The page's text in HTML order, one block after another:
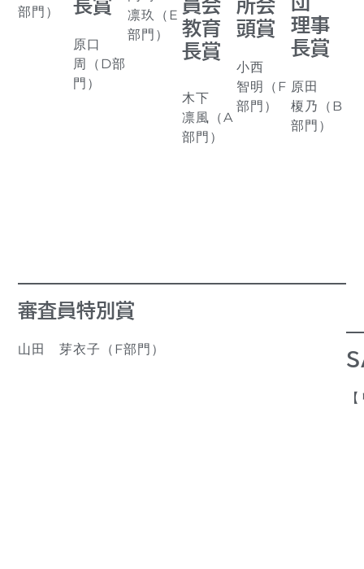
部門）
長賞
原口
周（D部
門）
凛玖（E
部門）
員会
教育
長賞
木下
凛風（A
部門）
所会
頭賞
小西
智明（F
部門）
理事
長賞
原田
榎乃（B
部門）
審査員特別賞
山田 芽衣子（F部門）